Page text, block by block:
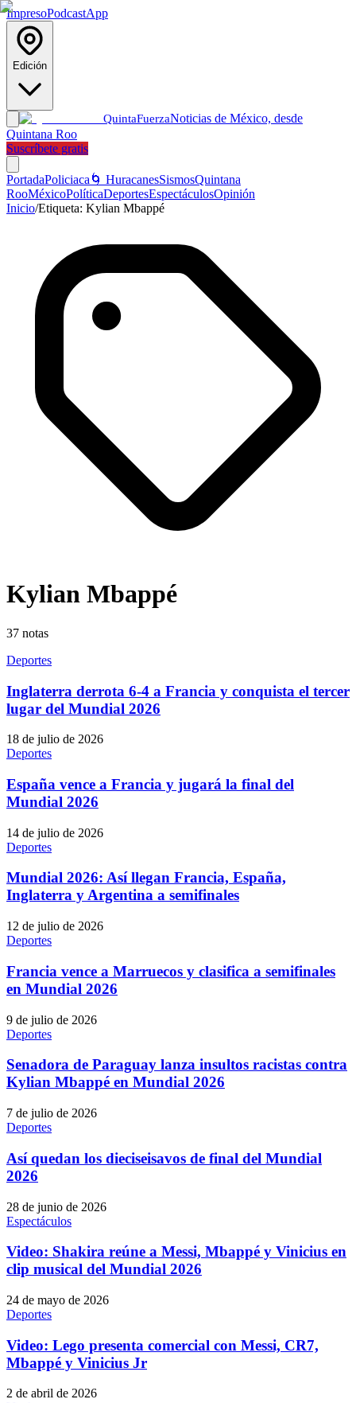
ImpresoPodcastApp
Edición
QuintaFuerzaNoticias de México, desde
Quintana Roo
Suscríbete gratis
PortadaPoliciaca 🌀 HuracanesSismosQuintana
RooMéxicoPolíticaDeportesEspectáculosOpinión
Inicio/Etiqueta: Kylian Mbappé
Kylian Mbappé
37 notas
Deportes
Inglaterra derrota 6-4 a Francia y conquista el tercer
lugar del Mundial 2026
18 de julio de 2026
Deportes
España vence a Francia y jugará la final del
Mundial 2026
14 de julio de 2026
Deportes
Mundial 2026: Así llegan Francia, España,
Inglaterra y Argentina a semifinales
12 de julio de 2026
Deportes
Francia vence a Marruecos y clasifica a semifinales
en Mundial 2026
9 de julio de 2026
Deportes
Senadora de Paraguay lanza insultos racistas contra
Kylian Mbappé en Mundial 2026
7 de julio de 2026
Deportes
Así quedan los dieciseisavos de final del Mundial
2026
28 de junio de 2026
Espectáculos
Video: Shakira reúne a Messi, Mbappé y Vinicius en
clip musical del Mundial 2026
24 de mayo de 2026
Deportes
Video: Lego presenta comercial con Messi, CR7,
Mbappé y Vinicius Jr
2 de abril de 2026